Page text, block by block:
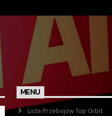
MENU
Lista Przebojów Top Orbit